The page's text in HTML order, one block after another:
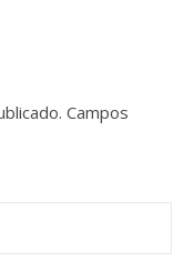
Campos